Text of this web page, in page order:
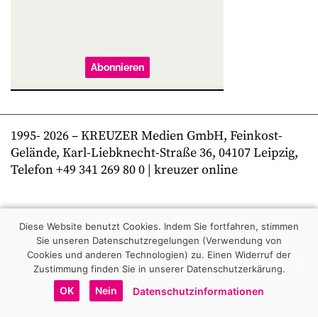
Abonnieren
1995- 2026– KREUZER Medien GmbH, Feinkost-
Gelände, Karl-Liebknecht-Straße 36, 04107 Leipzig,
Telefon +49 341 269 80 0 | kreuzer online
Diese Website benutzt Cookies. Indem Sie fortfahren, stimmen
Sie unseren Datenschutzregelungen (Verwendung von
Cookies und anderen Technologien) zu. Einen Widerruf der
Zustimmung finden Sie in unserer Datenschutzerkärung.
OK Nein Datenschutzinformationen